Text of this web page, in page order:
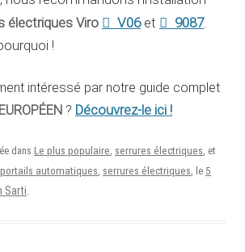
électriques Viro V06et 9087.
!
intéressé par notre guide complet
? Découvrez-le ici !
dans Le plus populaire, serrures électriques, et
portails automatiques, serrures électriques, le 5
Sarti.